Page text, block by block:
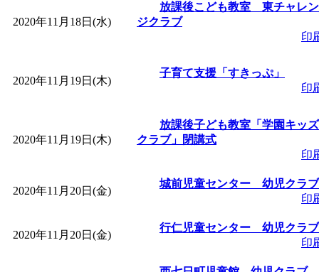
2020年11月18日(水)
放課後こども教室 東チャレン
ジクラブ
印
2020年11月19日(木)
子育て支援「すきっぷ」
印
2020年11月19日(木)
放課後子ども教室「学園キッズ
クラブ」閉講式
印
2020年11月20日(金)
城前児童センター 幼児クラブ
印
2020年11月20日(金)
行仁児童センター 幼児クラブ
印